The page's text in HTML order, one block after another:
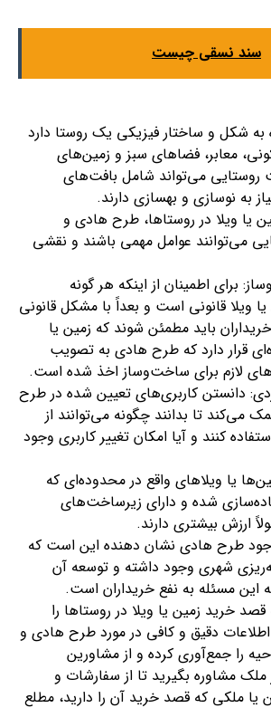
سند نسقی چیست
به شکل و ساختار فیزیکی یک روستا دارد
معابر، فضاهای سبز و زمین‌های
می‌تواند شامل بافت‌های
به نوسازی و بهسازی دارند.
یا ویلا در روستاها، طرح هادی و
می‌توانند عوامل مهمی باشند و نقشی
برای اطمینان از اینکه هر گونه
ویلا قانونی است و بعداً با مشکل قانونی
باید مطمئن شوند که زمین یا
قرار دارد که طرح هادی به تصویب
لازم برای ساخت‌وساز اخذ شده است.
دانستن کاربری‌های تعیین شده در طرح
می‌کند تا بدانند چگونه می‌توانند از
کنند و آیا امکان تغییر کاربری وجود
یا ویلاهای واقع در محدوده‌ای که
شده و دارای زیرساخت‌های
ارزش بیشتری دارند.
طرح هادی نشان دهنده این است که
شهری وجود داشته و توسعه آن
مسئله به نفع خریداران است.
قصد خرید زمین یا ویلا در روستاها را
دقیق و کافی در مورد طرح هادی و
را جمع‌آوری کرده و از مشاورین
مشاوره بگیرید تا از سفارشات و
یا ملکی که قصد خرید آن را دارید، مطلع